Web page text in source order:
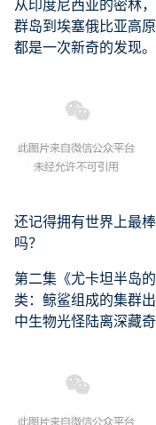
从印度尼西亚的密林
群岛到埃塞俄比亚高
都是一次新奇的发现。
还记得拥有世界上最
吗？
第二集《尤卡坦半岛
类：鲸鲨组成的集群
中生物光怪陆离深藏